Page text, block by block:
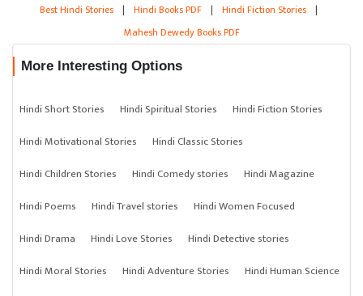
Best Hindi Stories | Hindi Books PDF | Hindi Fiction Stories |
Mahesh Dewedy Books PDF
More Interesting Options
Hindi Short Stories Hindi Spiritual Stories
Hindi Fiction Stories
Hindi Motivational Stories
Hindi Classic Stories
Hindi Children Stories
Hindi Comedy stories
Hindi Magazine
Hindi Poems
Hindi Travel stories
Hindi Women Focused
Hindi Drama
Hindi Love Stories
Hindi Detective stories
Hindi Moral Stories
Hindi Adventure Stories
Hindi Human Science